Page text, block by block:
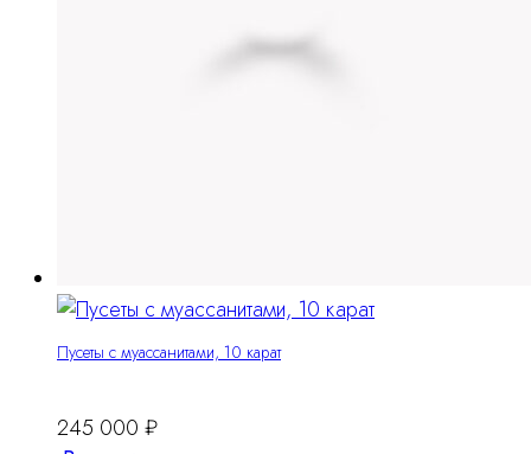
Пусеты с муассанитами, 10 карат
245 000 ₽